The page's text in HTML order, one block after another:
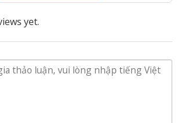
trọng đẹp mắt
giản những rất tinh tế cuốn hút
cùng cọc số bạc nổi bật trên nền
Tạo lên một chiếc đồng hồ Nhật
bắt mắt.
yet.